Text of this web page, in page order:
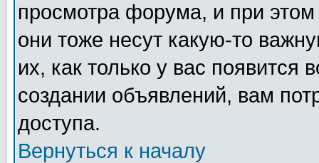
просмотра форума, и при
они тоже несут какую-то
их, как только у вас появится
создании объявлений, вам
доступа.
Вернуться к началу